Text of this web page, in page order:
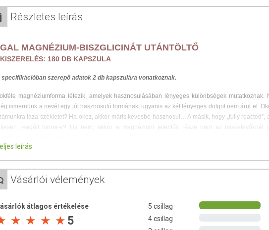
Részletes leírás
GAL MAGNÉZIUM-BISZGLICINÁT UTÁNTÖLTŐ
KISZERELÉS: 180 DB KAPSZULA
specifikációban szerepő adatok 2 db kapszulára vonatkoznak.
magnéziumforma létezik, amelyek hasznosulásában lényeges különbségek mutatkoznak.
ismernünk a nevét egy jól hasznosuló formának, ugyanis az két lényeges dolgot nem árul el:
laza székletet? Ha okoz, akkor máris kevésbé hasznosul… A másik, hogy „fully reacted”,
reagált forma-e? Ha nem, akkor a magnézium jelentős része nem az összetevőknél
ez a forma.
FONTOS A MAGNÉZIUM?
leírás
Vásárlói vélemények
átlagos értékelése
5
5 csillag
4 csillag